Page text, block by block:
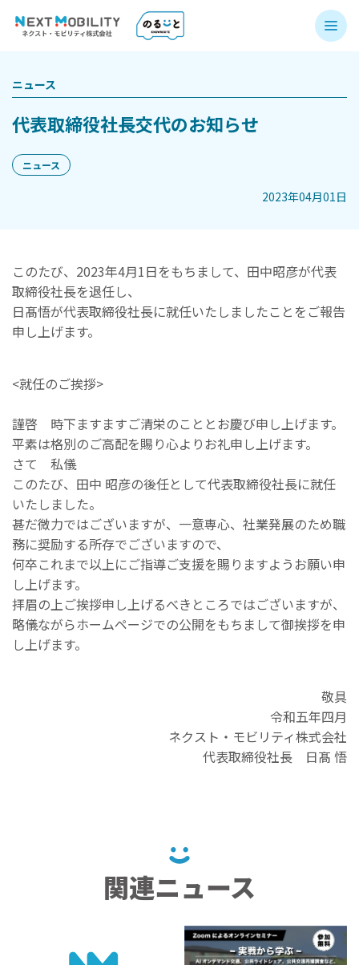
ニュース
代表取締役社長交代のお知らせ
ニュース
2023年04月01日
このたび、2023年4月1日をもちまして、田中昭彦が代表
取締役社長を退任し、
日髙悟が代表取締役社長に就任いたしましたことをご報告
申し上げます。
<就任のご挨拶>
謹啓 時下ますますご清栄のこととお慶び申し上げます。
平素は格別のご高配を賜り心よりお礼申し上げます。
さて 私儀
このたび、田中 昭彦の後任として代表取締役社長に就任
いたしました。
甚だ微力ではございますが、一意専心、社業発展のため職
務に奨励する所存でございますので、
何卒これまで以上にご指導ご支援を賜りますようお願い申
し上げます。
拝眉の上ご挨拶申し上げるべきところではございますが、
略儀ながらホームページでの公開をもちまして御挨拶を申
し上げます。
敬具
令和五年四月
ネクスト・モビリティ株式会社
代表取締役社長 日髙 悟
関連ニュース